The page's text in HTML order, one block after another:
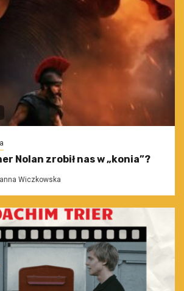
Nolan zrobił nas w „konia”?
Wiczkowska